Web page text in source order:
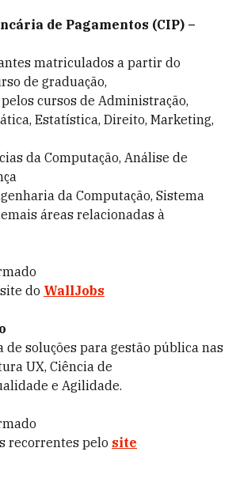
de Pagamentos (CIP) –
matriculados a partir do
de graduação,
cursos de Administração,
Estatística, Direito, Marketing,
da Computação, Análise de
da Computação, Sistema
áreas relacionadas à
do WallJobs
de soluções para gestão pública nas
UX, Ciência de
e Agilidade.
recorrentes pelo site